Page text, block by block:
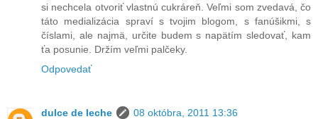
si nechcela otvoriť vlastnú cukráreň. Veľmi som zvedavá, čo
táto medializácia spraví s tvojim blogom, s fanúšikmi, s
číslami, ale najmä, určite budem s napätím sledovať, kam
ťa posunie. Držím veľmi palčeky.
Odpovedať
dulce de leche
08 októbra, 2011 13:36